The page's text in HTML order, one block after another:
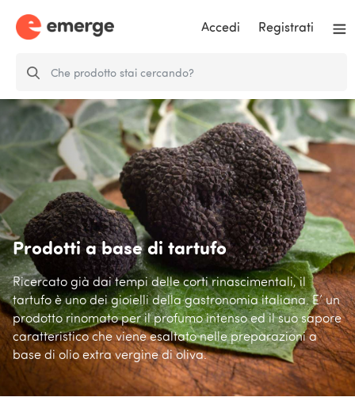
Accedi Registrati
Prodotti a base di tartufo
Ricercato già dai tempi delle corti rinascimentali, il
tartufo è uno dei gioielli della gastronomia italiana. E’ un
prodotto rinomato per il profumo intenso ed il suo sapore
caratteristico che viene esaltato nelle preparazioni a
base di olio extra vergine di oliva.